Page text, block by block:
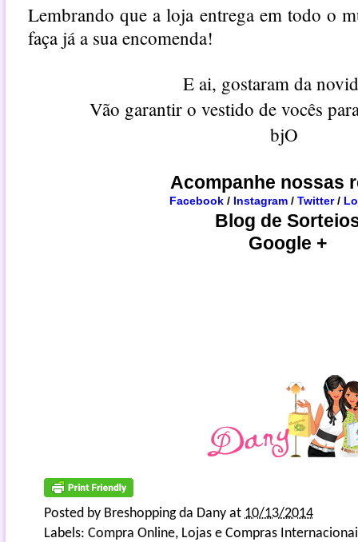
Lembrando que a loja entrega em todo o
faça já a sua encomenda!
E ai, gostaram da
Vão garantir o vestido de vocês
bjO
Acompanhe nossas
Facebook / Instagram / Twitter/
Blog de
Google +
Posted by Breshopping da Dany at 10/13/2014
Labels: Compra Online, Lojas e Compras